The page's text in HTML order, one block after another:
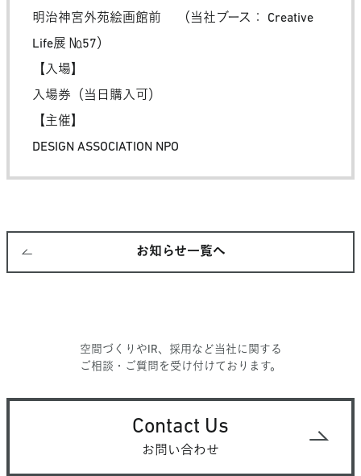
明治神宮外苑絵画館前 （当社ブース： Creative
Life展 №57）
【入場】
入場券（当日購入可）
【主催】
DESIGN ASSOCIATION NPO
お知らせ一覧へ
空間づくりやIR、採用など当社に関する
ご相談・ご質問を受け付けております。
Contact Us
お問い合わせ